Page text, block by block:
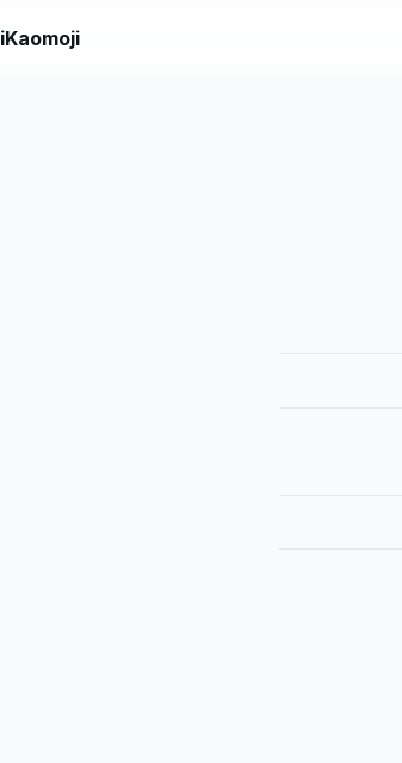
iKaomoji